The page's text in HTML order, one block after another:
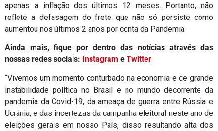
apenas a inflação dos últimos 12 meses. Portanto, não
reflete a defasagem do frete que não só persiste como
aumentou nos últimos 2 anos por conta da Pandemia.
Ainda mais, fique por dentro das notícias através das
nossas redes sociais: Instagram e Twitter
“Vivemos um momento conturbado na economia e de grande
instabilidade política no Brasil e no mundo decorrente da
pandemia da Covid-19, da ameaça de guerra entre Rússia e
Ucrânia, e das incertezas da campanha eleitoral neste ano de
eleições gerais em nosso País, disso resultando alta dos